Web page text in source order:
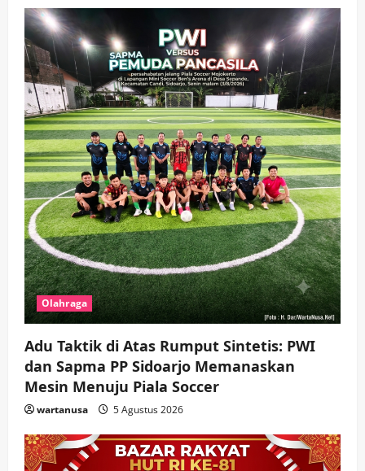
5 wartanusa 4 Agustus 2026
Olahraga
Adu Taktik di Atas Rumput Sintetis: PWI
dan Sapma PP Sidoarjo Memanaskan
Mesin Menuju Piala Soccer
wartanusa 5 Agustus 2026